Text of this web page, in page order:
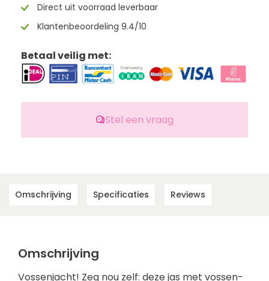
Direct uit voorraad leverbaar
Klantenbeoordeling 9.4/10
Betaal veilig met:
Stel een vraag
Omschrijving Specificaties Reviews
Omschrijving
Vossenjacht! Zeg nou zelf: deze jas met vossen-